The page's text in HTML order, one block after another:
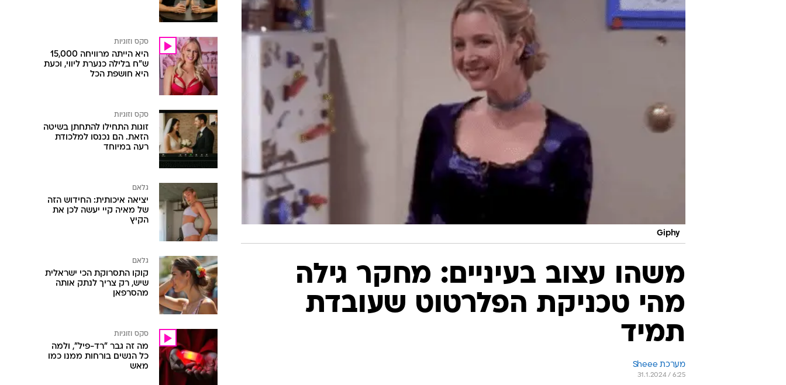
Giphy
משהו עצוב בעיניים: מחקר גילה
מהי טכניקת הפלרטוט שעובדת
תמיד
מערכת Sheee
31.1.2024 / 6:25
סקס וזוגיות
היא הייתה מרוויחה 15,000
ש"ח בלילה כנערת ליווי, וכעת
היא חושפת הכל
סקס וזוגיות
זוגות התחילו להתחתן בשיטה
הזאת. הם נכנסו למלכודת
רעה במיוחד
גלאם
יציאה איכותית: החידוש הזה
של מאיה קיי יעשה לכן את
הקיץ
גלאם
קוקו התסרוקת הכי ישראלית
שיש, רק צריך לנתק אותה
מהסרפאן
סקס וזוגיות
מה זה גבר "רד-פיל", ולמה
כל הנשים בורחות ממנו כמו
מאש